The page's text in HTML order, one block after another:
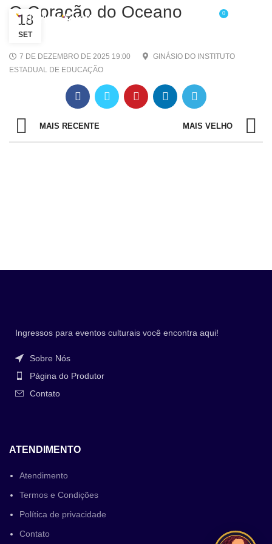
0
/
O Coração do Oceano
18
SET
7 DE DEZEMBRO DE 2025 19:00
GINÁSIO DO INSTITUTO
ESTADUAL DE EDUCAÇÃO
MAIS RECENTE MAIS VELHO
Ingressos para eventos culturais você encontra aqui!
Sobre Nós
Página do Produtor
Contato
ATENDIMENTO
Atendimento
Termos e Condições
Política de privacidade
Contato